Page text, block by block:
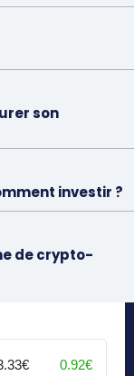
son
investir ?
de crypto-
0.92€